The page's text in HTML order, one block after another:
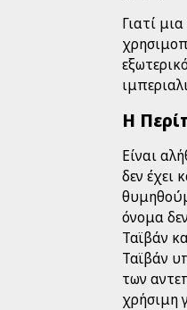
Γιατί
Η
Είναι
δεν έχει
όνομα
Ταϊβάν
Ταϊβάν
των
χρήσιμη